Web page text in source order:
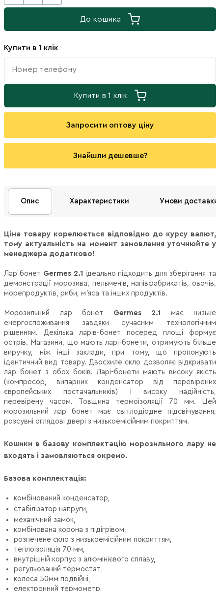
До кошика
Купити в 1 клік
Купити в 1 клік
Запросити оптову ціну
Знайшли дешевше?
Опис Характеристики Умови доставки
Ціна товару корелюється відповідно до курсу валют,
тому актуальність на момент замовлення уточнюйте у
менеджера додатково!
Лар бонет Germes 2.1 ідеально підходить для зберігання та
демонстрації морозива, пельменів, напівфабрикатів, овочів,
морепродуктів, риби, м'яса та інших продуктів.
Морозильний лар бонет Germes 2.1
має низьке
енергоспоживання завдяки сучасним технологічним
рішенням.
Декілька ларів-бонет посеред площі формує
острів. Магазини, що мають ларі-бонети, отримують більше
виручку, ніж інші заклади, при тому, що пропонують
ідентичний вид товару. Двосхиле скло дозволяє відкривати
лар бонет з обох боків. Ларі-бонети мають високу якість
(компресор, випарник конденсатор від перевірених
європейських постачальників) і високу надійність,
перевірену часом.
Товщина термоізоляції 70 мм.
Цей
морозильний лар бонет має світлодіодне підсвічування,
розсувні оглядові двері з низькоемісійним покриттям.
Кошики в базову комплектацію морозильного лару не
входять і замовляються окремо.
Базова комплектація:
комбінований конденсатор,
стабілізатор напруги,
механічний замок,
комбінована корона з підігрівом,
розпечене скло з низькоемісійним покриттям,
теплоізоляція 70 мм,
внутрішній корпус з алюмінієвого сплаву,
регульований термостат,
колеса 50мм подвійні,
електронний термометр,